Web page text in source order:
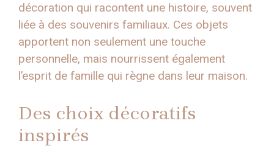
décoration qui racontent une histoire, souvent
liée à des souvenirs familiaux. Ces objets
apportent non seulement une touche
personnelle, mais nourrissent également
l’esprit de famille qui règne dans leur maison.
Des choix décoratifs
inspirés